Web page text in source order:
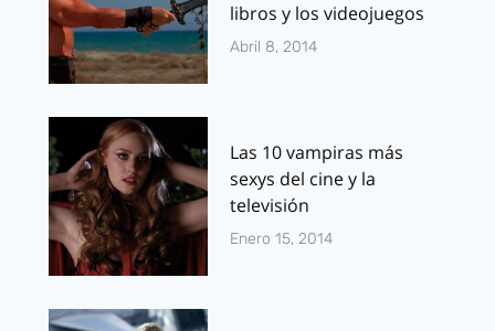
libros y los videojuegos
Abril 8, 2014
Las 10 vampiras más
sexys del cine y la
televisión
Enero 15, 2014